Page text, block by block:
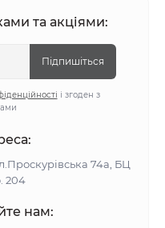
та акціями:
Підпишіться
і згоден з
74а, БЦ
204
нам: